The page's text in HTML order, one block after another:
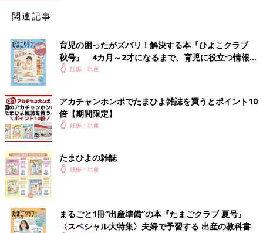
関連記事
育児の困ったがズバリ！解決する本『ひよこクラブ
秋号』 4カ月～2才になるまで、育児に役立つ情報が
いっぱい！
妊娠・出産
アカチャンホンポでたまひよ雑誌を買うとポイント10
倍【期間限定】
妊娠・出産
たまひよの雑誌
妊娠・出産
まるごと1冊“出産準備”の本『たまごクラブ 夏号』
〈スペシャル大特集〉夫婦で予習する 出産の教科書